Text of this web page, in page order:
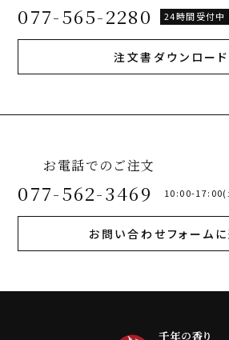
077-565-2280 24時間受付中
注文書ダウンロード
お電話でのご注文
077-562-3469 10:00-17:00(
お問い合わせフォーム